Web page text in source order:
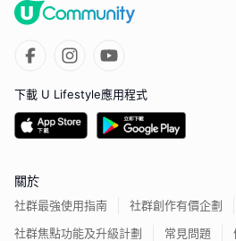
下載 U Lifestyle應用程式
關於
社群最強使用指南
社群創作有價企劃
社群焦點功能及升級計劃
常見問題